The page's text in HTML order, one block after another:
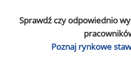
Sprawdź czy odpowiednio
Poznaj rynkowe